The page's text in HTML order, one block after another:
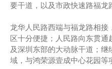
要干道，以及市政快速路福龙
龙华人民路西端与福龙路相
区十分便捷；人民路向东贯
及深圳东部的大动脉干道；
域，与鸿荣源壹成中心花园等